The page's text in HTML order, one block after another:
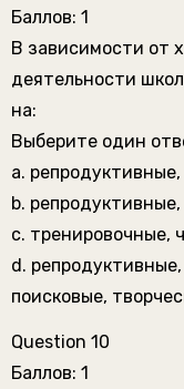
Баллов: 1
В зависимости от
деятельности
на:
Выберите один
a.
b.
c. тренировочные,
d.
поисковые,
Question 10
Баллов: 1